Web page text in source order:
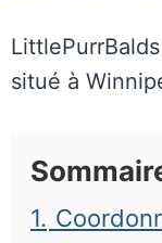
situé à
1.